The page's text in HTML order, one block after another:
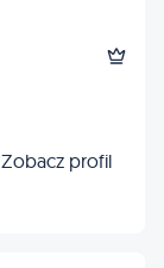
Zobacz profil